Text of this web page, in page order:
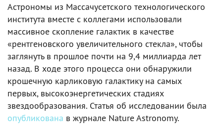
Астрономы из Массачусетского технологического
института вместе с коллегами использовали
массивное скопление галактик в качестве
«рентгеновского увеличительного стекла», чтобы
заглянуть в прошлое почти на 9,4 миллиарда лет
назад. В ходе этого процесса они обнаружили
крошечную карликовую галактику на самых
первых, высокоэнергетических стадиях
звездообразования. Статья об исследовании была
опубликована в журнале Nature Astronomy.